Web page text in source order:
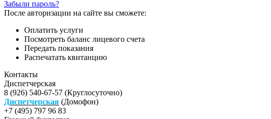
Забыли пароль?
После авторизации на сайте вы сможете:
Оплатить услуги
Посмотреть баланс лицевого счета
Передать показания
Распечатать квитанцию
Контакты
Диспетчерская
8 (926) 540-67-57 (Круглосуточно)
Диспетчерская (Домофон)
+7 (495) 797 96 83